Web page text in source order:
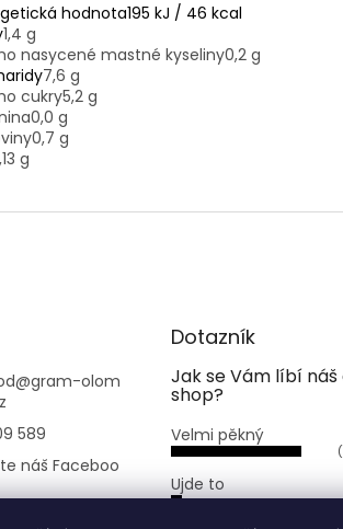
hodnota195 kJ / 46 kcal
1,4 g
nasycené mastné kyseliny0,2 g
7,6 g
cukry5,2 g
0,0 g
0,7 g
g
@gram-olom
589
náš Faceboo
Dotazník
Jak se Vám líbí náš
shop?
Velmi pěkný
Ujde to